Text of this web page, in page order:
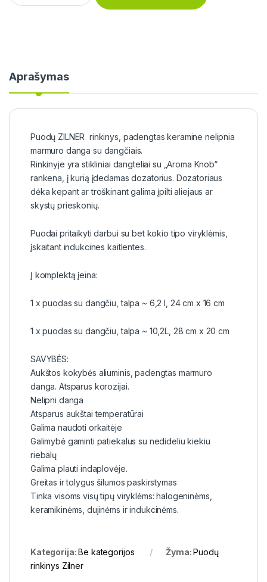
Aprašymas
Puodų ZILNER rinkinys, padengtas keramine nelipnia
marmuro danga su dangčiais.
Rinkinyje yra stikliniai dangteliai su „Aroma Knob“
rankena, į kurią įdedamas dozatorius. Dozatoriaus
dėka kepant ar troškinant galima įpilti aliejaus ar
skystų prieskonių.
Puodai pritaikyti darbui su bet kokio tipo viryklėmis,
įskaitant indukcines kaitlentes.
Į komplektą įeina:
1 x puodas su dangčiu, talpa ~ 6,2 l, 24 cm x 16 cm
1 x puodas su dangčiu, talpa ~ 10,2L, 28 cm x 20 cm
SAVYBĖS:
Aukštos kokybės aliuminis, padengtas marmuro
danga. Atsparus korozijai.
Nelipni danga
Atsparus aukštai temperatūrai
Galima naudoti orkaitėje
Galimybė gaminti patiekalus su nedideliu kiekiu
riebalų
Galima plauti indaplovėje.
Greitas ir tolygus šilumos paskirstymas
Tinka visoms visų tipų viryklėms: halogeninėms,
keramikinėms, dujinėms ir indukcinėms.
Kategorija:Be kategorijos Žyma:Puodų
rinkinys Zilner